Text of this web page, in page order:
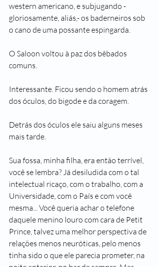
western americano, e subjugando -
gloriosamente, aliás,- os baderneiros sob
o cano de uma possante espingarda.
O Saloon voltou à paz dos bêbados
comuns.
Interessante. Ficou sendo o homem atrás
dos óculos, do bigode e da coragem.
Detrás dos óculos ele saiu alguns meses
mais tarde.
Sua fossa, minha filha, era então terrível,
você se lembra? Já desiludida com o tal
intelectual ricaço, com o trabalho, com a
Universidade, com o País e com você
mesma... Você queria achar o telefone
daquele menino louro com cara de Petit
Prince, talvez uma melhor perspectiva de
relações menos neuróticas, pelo menos
tinha sido o que ele parecia prometer, na